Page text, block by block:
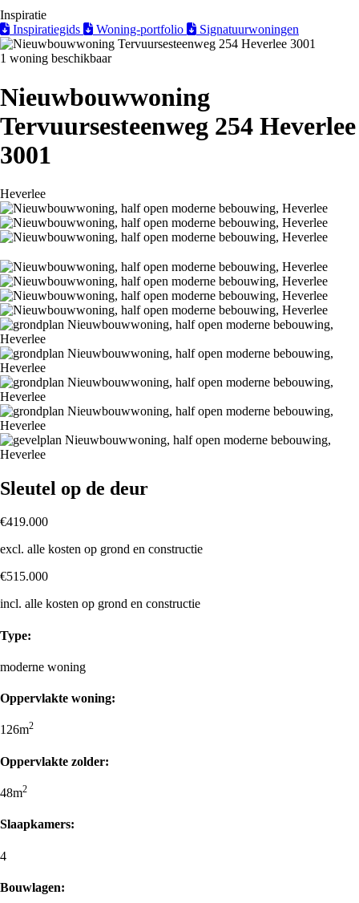
Inspiratie
Inspiratiegids
Woning-portfolio Signatuurwoningen
1 woning beschikbaar
Nieuwbouwwoning
Tervuursesteenweg 254 Heverlee
3001
Heverlee
Sleutel op de deur
€419.000
excl. alle kosten op grond en constructie
€515.000
incl. alle kosten op grond en constructie
Type:
moderne woning
Oppervlakte woning:
126m2
Oppervlakte zolder:
48m2
Slaapkamers:
4
Bouwlagen: